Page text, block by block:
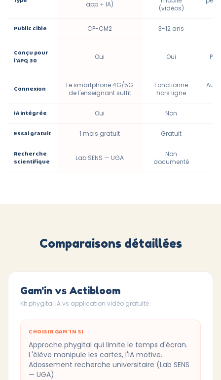
app + IA)
(vidéos)
Public cible CP-CM2 3-12 ans
Conçu pour
l'APQ 30
Oui Oui
Connexion
Le smartphone 4G/5G
de l'enseignant suffit
Fonctionne
hors ligne
IA intégrée Oui Non
Essai gratuit 1 mois gratuit Gratuit
Recherche
scientifique
Lab SENS — UGA
Non
documenté
Comparaisons détaillées
Gam'in vs Actibloom
Kit phygital IA vs application vidéo gratuite
CHOISIR GAM'IN SI
Approche phygital qui limite le temps d'écran.
L'élève manipule les cartes, l'IA motive.
Adossement recherche universitaire (Lab SENS
— UGA).